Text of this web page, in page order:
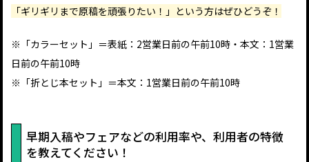
「ギリギリまで原稿を頑張りたい！」という方はぜひどうぞ！
※「カラーセット」＝表紙：2営業日前の午前10時・本文：1営業
日前の午前10時
※「折とじ本セット」＝本文：1営業日前の午前10時
早期入稿やフェアなどの利用率や、利用者の特徴
を教えてください！